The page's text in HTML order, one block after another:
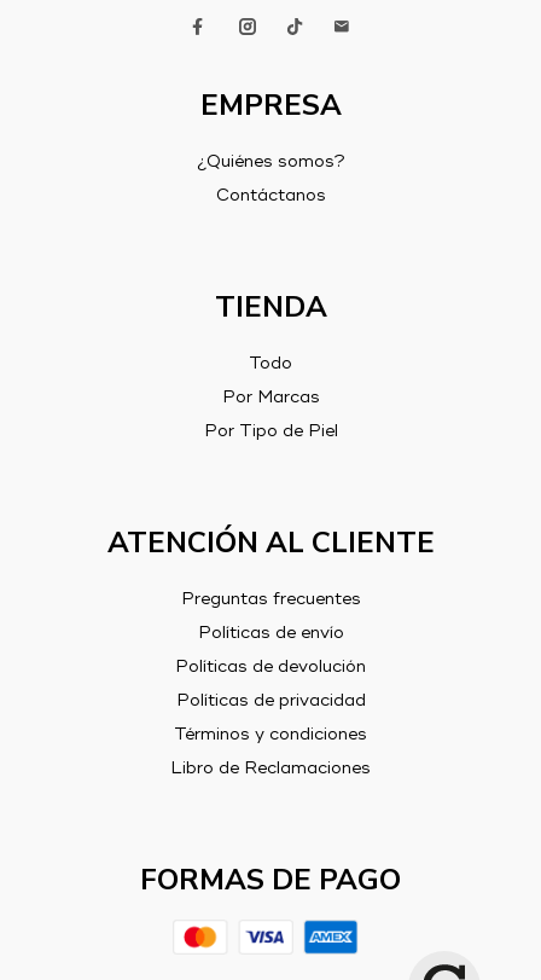
EMPRESA
¿Quiénes somos?
Contáctanos
TIENDA
Todo
Por Marcas
Por Tipo de Piel
ATENCIÓN AL CLIENTE
Preguntas frecuentes
Políticas de envío
Políticas de devolución
Políticas de privacidad
Términos y condiciones
Libro de Reclamaciones
FORMAS DE PAGO